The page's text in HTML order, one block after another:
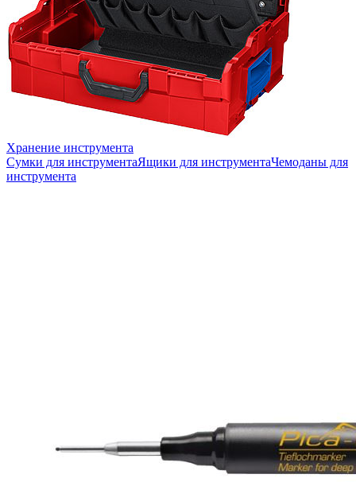
Хранение инструмента
Сумки для инструментаЯщики для инструментаЧемоданы для
инструмента